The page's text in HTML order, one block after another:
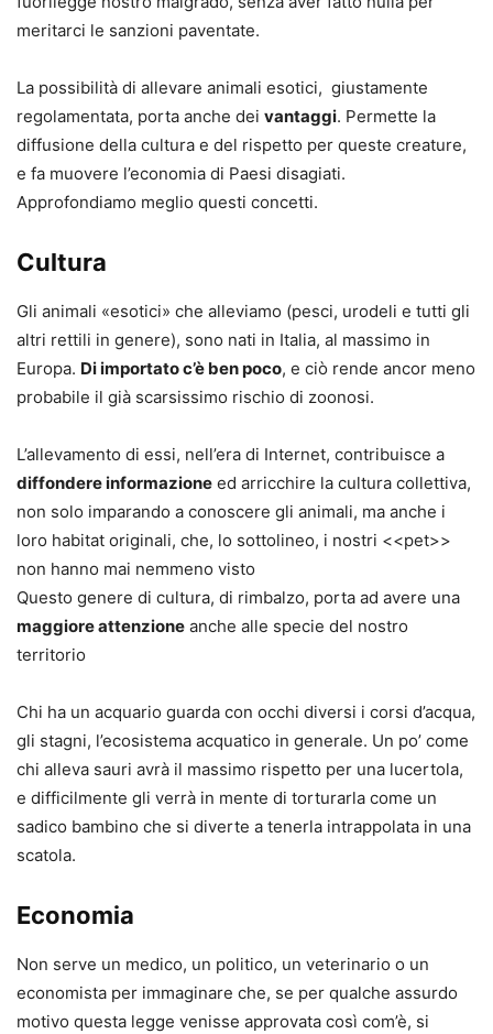
meritarci le sanzioni paventate.
La possibilità di allevare animali esotici, giustamente
regolamentata, porta anche dei vantaggi. Permette la
diffusione della cultura e del rispetto per queste creature,
e fa muovere l’economia di Paesi disagiati.
Approfondiamo meglio questi concetti.
Cultura
Gli animali «esotici» che alleviamo (pesci, urodeli e tutti gli
altri rettili in genere), sono nati in Italia, al massimo in
Europa. Di importato c’è ben poco, e ciò rende ancor meno
probabile il già scarsissimo rischio di zoonosi.
L’allevamento di essi, nell’era di Internet, contribuisce a
diffondere informazione ed arricchire la cultura collettiva,
non solo imparando a conoscere gli animali, ma anche i
loro habitat originali, che, lo sottolineo, i nostri <<pet>>
non hanno mai nemmeno visto
Questo genere di cultura, di rimbalzo, porta ad avere una
maggiore attenzione anche alle specie del nostro
territorio
Chi ha un acquario guarda con occhi diversi i corsi d’acqua,
gli stagni, l’ecosistema acquatico in generale. Un po’ come
chi alleva sauri avrà il massimo rispetto per una lucertola,
e difficilmente gli verrà in mente di torturarla come un
sadico bambino che si diverte a tenerla intrappolata in una
scatola.
Economia
Non serve un medico, un politico, un veterinario o un
economista per immaginare che, se per qualche assurdo
motivo questa legge venisse approvata così com’è, si